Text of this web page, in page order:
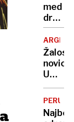
je
vrh
med
žrtev
11.
»Če
bo
nas
ne
novica:
Umrl
je
Jorge
Messi,
človek,
PERU
Najbolj